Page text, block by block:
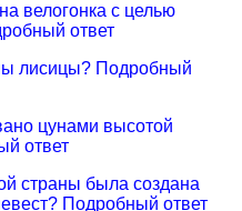
велогонка с целью
ответ
лисицы? Подробный
цунами высотой
ответ
страны была создана
Подробный ответ